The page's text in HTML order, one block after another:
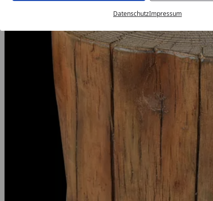
DatenschutzImpressum